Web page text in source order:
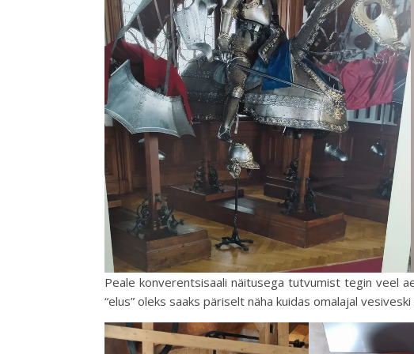
Peale konverentsisaali näitusega tutvumist tegin veel
“elus” oleks saaks päriselt näha kuidas omalajal